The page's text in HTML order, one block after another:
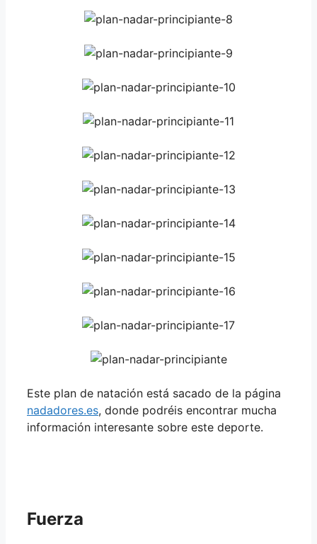
Este plan de natación está sacado de la página
nadadores.es, donde podréis encontrar mucha
información interesante sobre este deporte.
Fuerza